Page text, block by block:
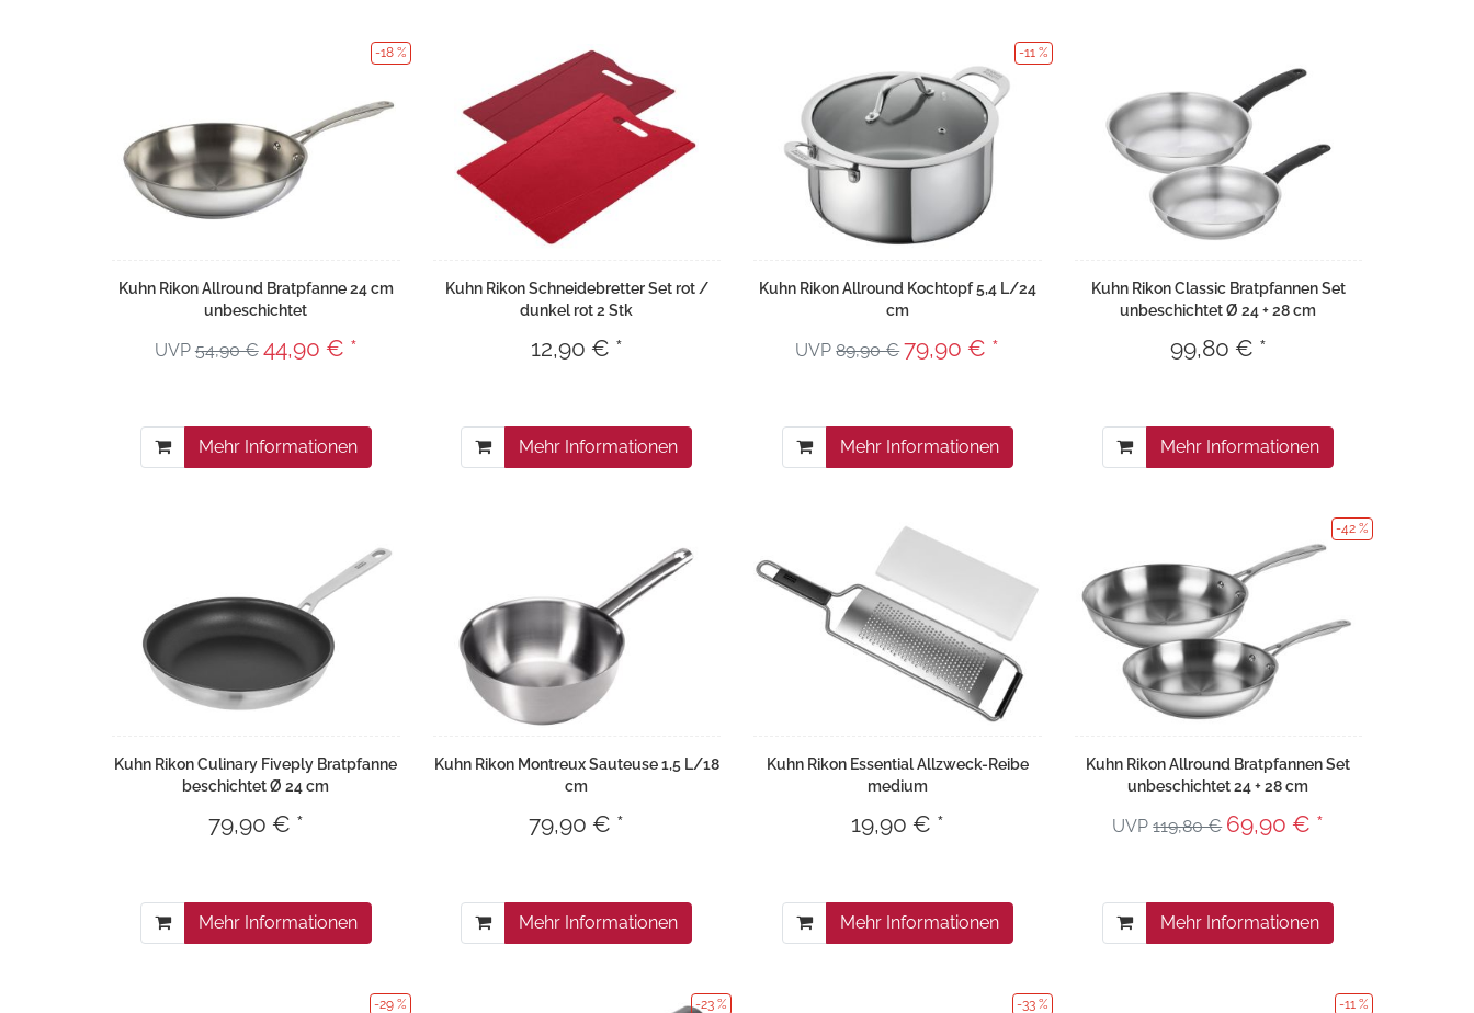
-18 %
Kuhn Rikon Allround Bratpfanne 24 cm
unbeschichtet
UVP54,90 € 44,90 € *
Mehr Informationen
Kuhn Rikon Schneidebretter Set rot /
dunkel rot 2 Stk
12,90 € *
Mehr Informationen
-11 %
Kuhn Rikon Allround Kochtopf 5,4 L/24
cm
UVP89,90 € 79,90 € *
Mehr Informationen
Kuhn Rikon Classic Bratpfannen Set
unbeschichtet Ø 24 + 28 cm
99,80 € *
Mehr Informationen
Kuhn Rikon Culinary Fiveply Bratpfanne
beschichtet Ø 24 cm
79,90 € *
Mehr Informationen
Kuhn Rikon Montreux Sauteuse 1,5 L/18
cm
79,90 € *
Mehr Informationen
Kuhn Rikon Essential Allzweck-Reibe
medium
19,90 € *
Mehr Informationen
-42 %
Kuhn Rikon Allround Bratpfannen Set
unbeschichtet 24 + 28 cm
UVP119,80 € 69,90 € *
Mehr Informationen
-29 % -23 % -33 % -11 %